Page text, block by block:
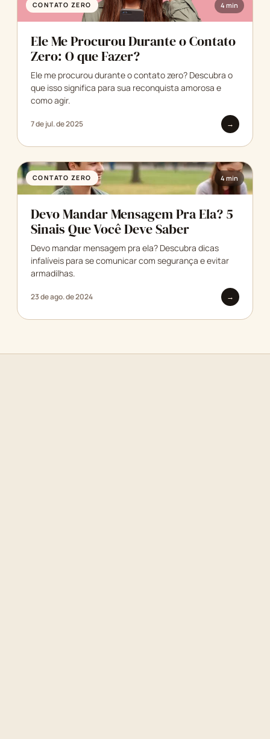
CONTATO ZERO 4 min
Ele Me Procurou Durante o Contato
Zero: O que Fazer?
Ele me procurou durante o contato zero? Descubra o
que isso significa para sua reconquista amorosa e
como agir.
7 de jul. de 2025 →
CONTATO ZERO 4 min
Devo Mandar Mensagem Pra Ela? 5
Sinais Que Você Deve Saber
Devo mandar mensagem pra ela? Descubra dicas
infalíveis para se comunicar com segurança e evitar
armadilhas.
23 de ago. de 2024 →